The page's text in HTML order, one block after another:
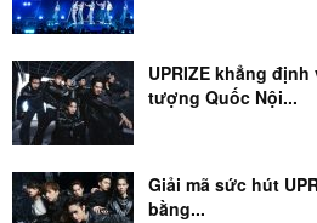
UPRIZE khẳng
tượng Quốc Nội...
Giải mã sức hút
bằng...